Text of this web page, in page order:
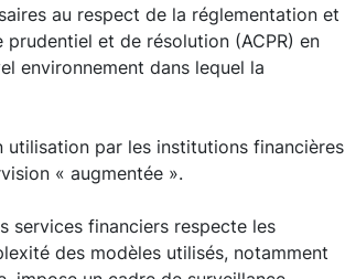
au respect de la réglementation et
et de résolution (ACPR) en
environnement dans lequel la
utilisation par les institutions financières
« augmentée ».
services financiers respecte les
des modèles utilisés, notamment